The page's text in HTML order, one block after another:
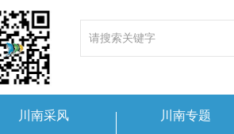
川南采风
川南专题